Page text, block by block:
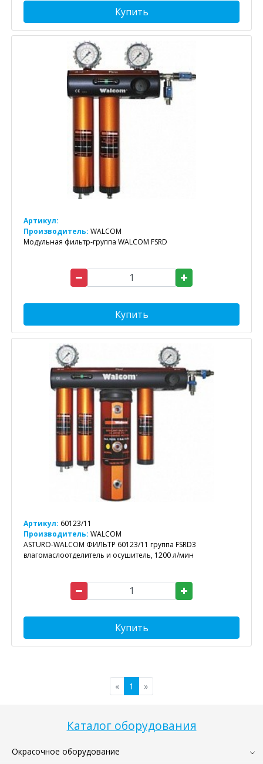
Каталог оборудования
Окрасочное оборудование
Купить
Артикул:
Производитель: WALCOM
Модульная фильтр-группа WALCOM FSRD
Купить
Артикул: 60123/11
Производитель: WALCOM
ASTURO-WALCOM ФИЛЬТР 60123/11 группа FSRD3
влагомаслоотделитель и осушитель, 1200 л/мин
Купить
« 1 »